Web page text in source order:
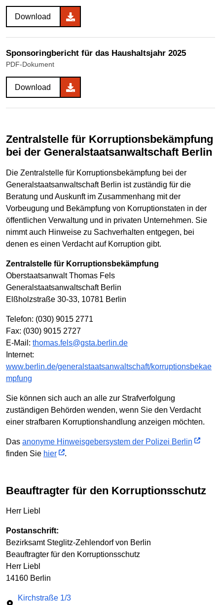
Download
Sponsoringbericht für das Haushaltsjahr 2025
PDF-Dokument
Download
Zentralstelle für Korruptionsbekämpfung
bei der Generalstaatsanwaltschaft Berlin
Die Zentralstelle für Korruptionsbekämpfung bei der
Generalstaatsanwaltschaft Berlin ist zuständig für die
Beratung und Auskunft im Zusammenhang mit der
Vorbeugung und Bekämpfung von Korruptionstaten in der
öffentlichen Verwaltung und in privaten Unternehmen. Sie
nimmt auch Hinweise zu Sachverhalten entgegen, bei
denen es einen Verdacht auf Korruption gibt.
Zentralstelle für Korruptions­­bekämpfung
Oberstaatsanwalt Thomas Fels
Generalstaatsanwaltschaft Berlin
Elßholzstraße 30-33, 10781 Berlin
Telefon: (030) 9015 2771
Fax: (030) 9015 2727
E-Mail: thomas.fels@gsta.berlin.de
Internet:
www.berlin.de/generalstaatsanwaltschaft/korruptionsbekae
mpfung
Sie können sich auch an alle zur Strafverfolgung
zuständigen Behörden wenden, wenn Sie den Verdacht
einer strafbaren Korruptionshandlung anzeigen möchten.
Das anonyme Hinweisgebersystem der Polizei Berlin
finden Sie hier .
Beauftragter für den Korruptionsschutz
Herr Liebl
Postanschrift:
Bezirksamt Steglitz-Zehlendorf von Berlin
Beauftragter für den Korruptionsschutz
Herr Liebl
14160 Berlin
Kirchstraße 1/3